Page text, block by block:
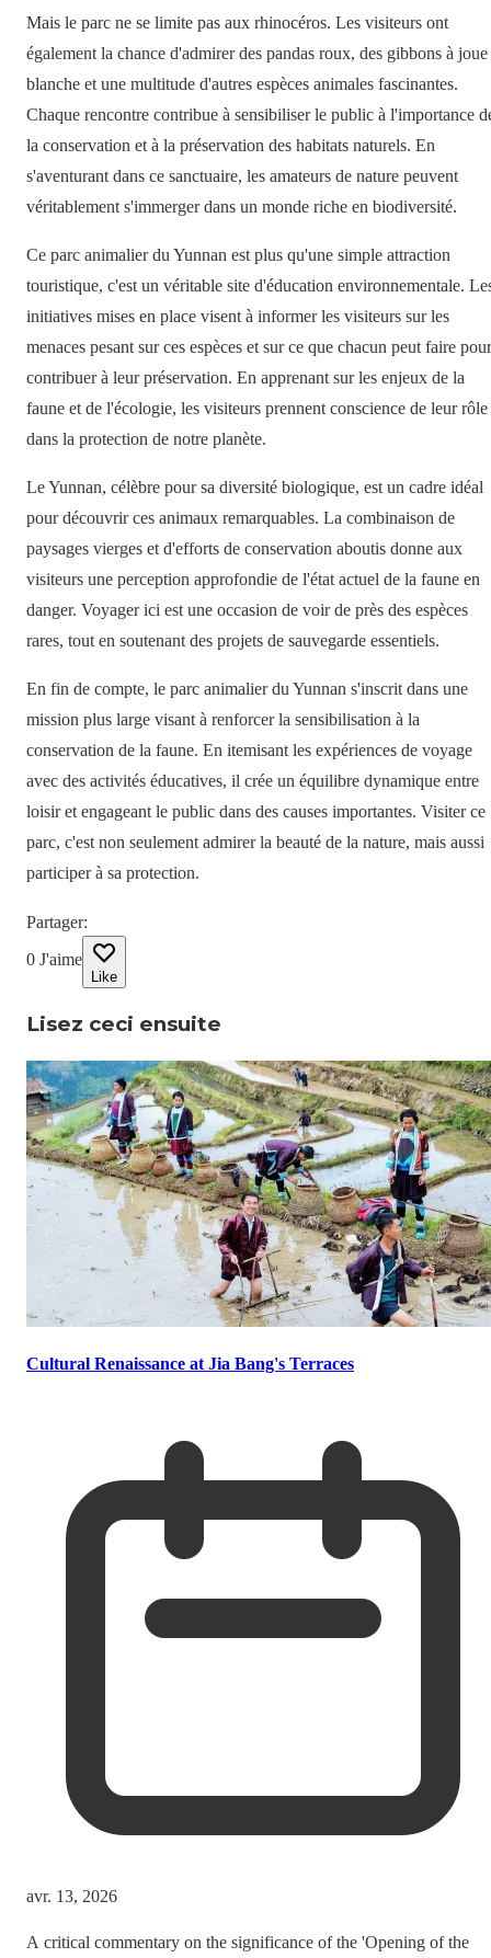
Mais le parc ne se limite pas aux rhinocéros. Les visiteurs ont
également la chance d'admirer des pandas roux, des gibbons à joue
blanche et une multitude d'autres espèces animales fascinantes.
Chaque rencontre contribue à sensibiliser le public à l'importance
la conservation et à la préservation des habitats naturels. En
s'aventurant dans ce sanctuaire, les amateurs de nature peuvent
véritablement s'immerger dans un monde riche en biodiversité.
Ce parc animalier du Yunnan est plus qu'une simple attraction
touristique, c'est un véritable site d'éducation environnementale.
initiatives mises en place visent à informer les visiteurs sur les
menaces pesant sur ces espèces et sur ce que chacun peut faire pour
contribuer à leur préservation. En apprenant sur les enjeux de la
faune et de l'écologie, les visiteurs prennent conscience de leur rôle
dans la protection de notre planète.
Le Yunnan, célèbre pour sa diversité biologique, est un cadre idéal
pour découvrir ces animaux remarquables. La combinaison de
paysages vierges et d'efforts de conservation aboutis donne aux
visiteurs une perception approfondie de l'état actuel de la faune en
danger. Voyager ici est une occasion de voir de près des espèces
rares, tout en soutenant des projets de sauvegarde essentiels.
En fin de compte, le parc animalier du Yunnan s'inscrit dans une
mission plus large visant à renforcer la sensibilisation à la
conservation de la faune. En itemisant les expériences de voyage
avec des activités éducatives, il crée un équilibre dynamique entre
loisir et engageant le public dans des causes importantes. Visiter ce
parc, c'est non seulement admirer la beauté de la nature, mais aussi
participer à sa protection.
Partager:
0 J'aime
Like
Lisez ceci ensuite
Cultural Renaissance at Jia Bang's Terraces
avr. 13, 2026
A critical commentary on the significance of the 'Opening of the